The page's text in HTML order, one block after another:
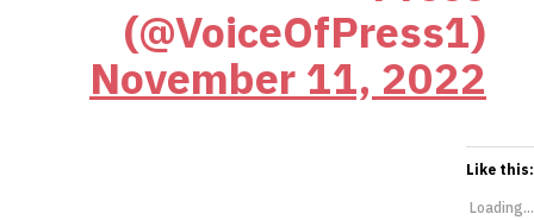
(@VoiceOfPress1)
November 11, 2022
Like this:
Loading...